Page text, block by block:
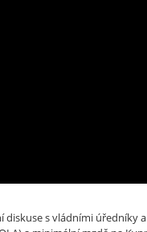
diskuse s vládními úředníky